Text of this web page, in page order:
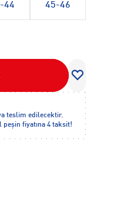
44 45-46
teslim edilecektir.
peşin fiyatına 4 taksit!